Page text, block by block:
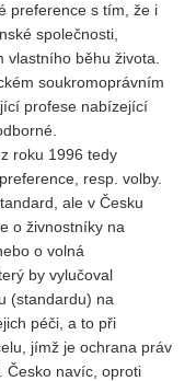
preference s tím, že i
společnosti,
běhu života.
soukromoprávním
profese nabízející
roku 1996 tedy
resp. volby.
ale v Česku
o živnostníky na
o volná
by vylučoval
(standardu) na
péči, a to při
jímž je ochrana práv
Česko navíc, oproti